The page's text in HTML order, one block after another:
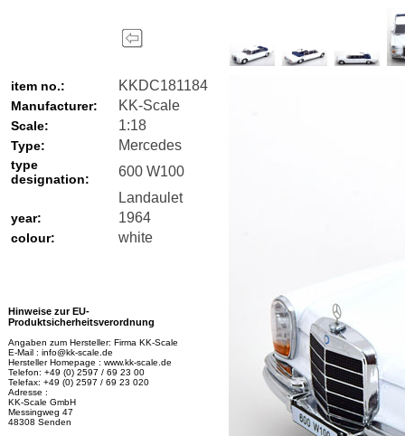
item no.: KKDC181184
Manufacturer: KK-Scale
Scale: 1:18
Type: Mercedes
type
designation:
600 W100
Landaulet
year: 1964
colour: white
Hinweise zur EU-
Produktsicherheitsverordnung
Angaben zum Hersteller: Firma KK-Scale
E-Mail : info@kk-scale.de
Hersteller Homepage : www.kk-scale.de
Telefon: +49 (0) 2597 / 69 23 00
Telefax: +49 (0) 2597 / 69 23 020
Adresse :
KK-Scale GmbH
Messingweg 47
48308 Senden